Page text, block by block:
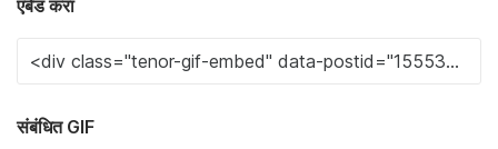
एंबेड करा
संबंधित GIF